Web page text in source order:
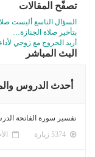
تصفّح المقالات
السؤال التاسع أليست
بتأخير صلاة الجنازة…
أريد الخروج مع زوجي
البث المباشر
أحدث الدروس
تفسير سورة الفاتحة الدرس
الأحد 13 شعبان